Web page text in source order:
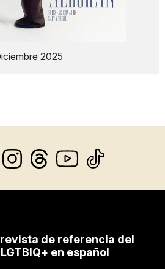
2025
de referencia del
en español